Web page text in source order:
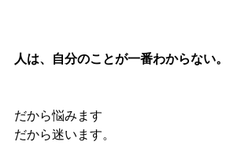
人は、自分のことが一番わからない。
だから悩みます
だから迷います。